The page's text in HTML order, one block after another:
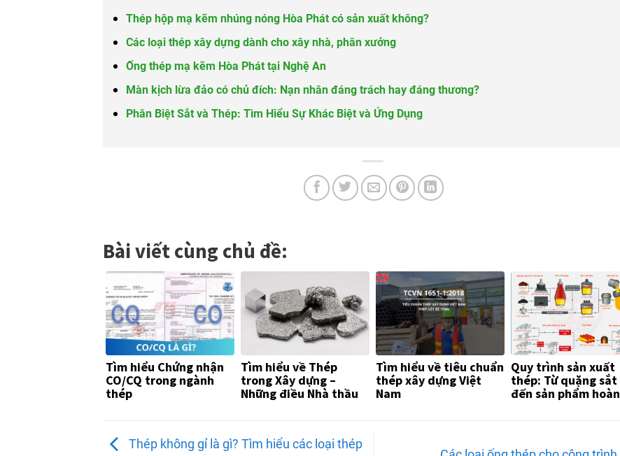
Thép hộp mạ kẽm nhúng nóng Hòa Phát có sản xuất không?
Các loại thép xây dựng dành cho xây nhà, phân xưởng
Ống thép mạ kẽm Hòa Phát tại Nghệ An
Màn kịch lừa đảo có chủ đích: Nạn nhân đáng trách hay đáng thương?
Phân Biệt Sắt và Thép: Tìm Hiểu Sự Khác Biệt và Ứng Dụng
Bài viết cùng chủ đề:
Tìm hiểu Chứng nhận
CO/CQ trong ngành
thép
Tìm hiểu về Thép
trong Xây dựng –
Những điều Nhà thầu
Tìm hiểu về tiêu chuẩn
thép xây dựng Việt
Nam
Quy trình sản xuất
thép: Từ quặng sắt
đến sản phẩm hoàn
Thép không gỉ là gì? Tìm hiểu các loại thép